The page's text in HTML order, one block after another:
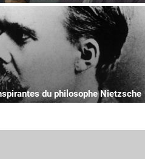
du philosophe Nietzsche